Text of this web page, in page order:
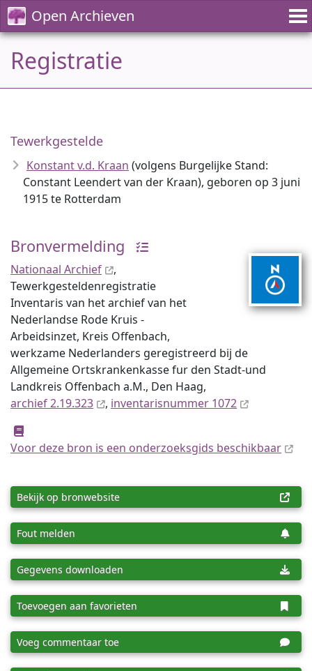
Open Archieven
Registratie
Tewerkgestelde
Konstant v.d. Kraan (volgens Burgelijke Stand:
Constant Leendert van der Kraan), geboren op 3 juni
1915 te Rotterdam
Bronvermelding
Nationaal Archief
,
Tewerkgesteldenregistratie
Inventaris van het archief van het
Nederlandse Rode Kruis -
Arbeidsinzet, Kreis Offenbach,
werkzame Nederlanders geregistreerd bij de
Allgemeine Ortskrankenkasse fur den Stadt-und
Landkreis Offenbach a.M., Den Haag,
archief 2.19.323
, inventaris­num­mer 1072
Voor deze bron is een onderzoeksgids beschikbaar
Bekijk op bronwebsite
Fout melden
Gegevens downloaden
Toevoegen aan favorieten
Voeg commentaar toe